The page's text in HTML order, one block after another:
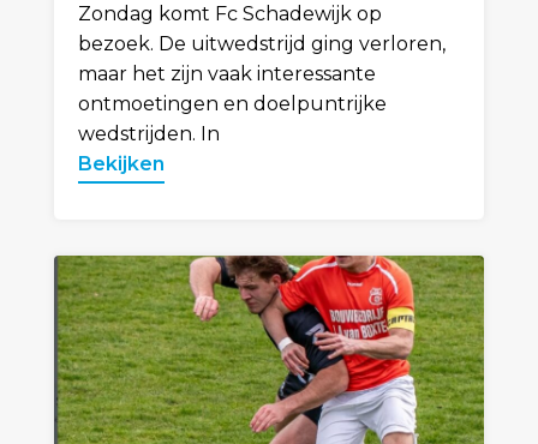
Zondag komt Fc Schadewijk op
bezoek. De uitwedstrijd ging verloren,
maar het zijn vaak interessante
ontmoetingen en doelpuntrijke
wedstrijden. In
Bekijken